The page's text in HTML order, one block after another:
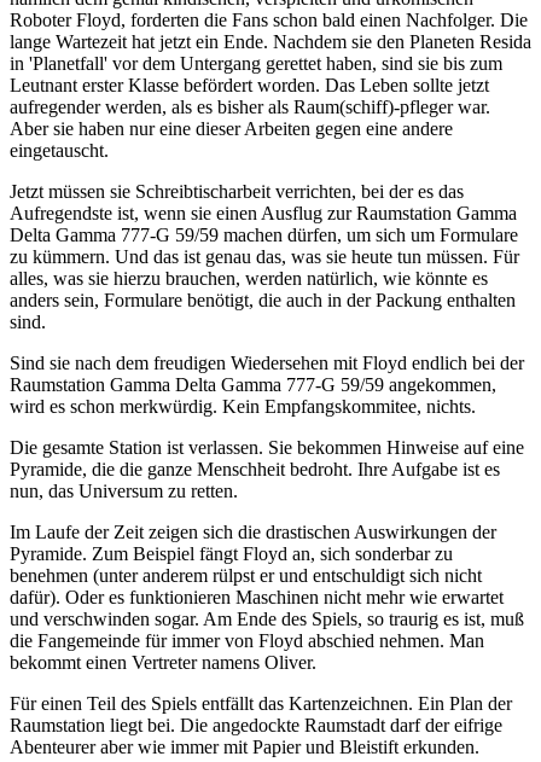
Roboter Floyd, forderten die Fans schon bald einen Nachfolger. Die
lange Wartezeit hat jetzt ein Ende. Nachdem sie den Planeten Resida
in 'Planetfall' vor dem Untergang gerettet haben, sind sie bis zum
Leutnant erster Klasse befördert worden. Das Leben sollte jetzt
aufregender werden, als es bisher als Raum(schiff)-pfleger war.
Aber sie haben nur eine dieser Arbeiten gegen eine andere
eingetauscht.
Jetzt müssen sie Schreibtischarbeit verrichten, bei der es das
Aufregendste ist, wenn sie einen Ausflug zur Raumstation Gamma
Delta Gamma 777-G 59/59 machen dürfen, um sich um Formulare
zu kümmern. Und das ist genau das, was sie heute tun müssen. Für
alles, was sie hierzu brauchen, werden natürlich, wie könnte es
anders sein, Formulare benötigt, die auch in der Packung enthalten
sind.
Sind sie nach dem freudigen Wiedersehen mit Floyd endlich bei der
Raumstation Gamma Delta Gamma 777-G 59/59 angekommen,
wird es schon merkwürdig. Kein Empfangskommitee, nichts.
Die gesamte Station ist verlassen. Sie bekommen Hinweise auf eine
Pyramide, die die ganze Menschheit bedroht. Ihre Aufgabe ist es
nun, das Universum zu retten.
Im Laufe der Zeit zeigen sich die drastischen Auswirkungen der
Pyramide. Zum Beispiel fängt Floyd an, sich sonderbar zu
benehmen (unter anderem rülpst er und entschuldigt sich nicht
dafür). Oder es funktionieren Maschinen nicht mehr wie erwartet
und verschwinden sogar. Am Ende des Spiels, so traurig es ist, muß
die Fangemeinde für immer von Floyd abschied nehmen. Man
bekommt einen Vertreter namens Oliver.
Für einen Teil des Spiels entfällt das Kartenzeichnen. Ein Plan der
Raumstation liegt bei. Die angedockte Raumstadt darf der eifrige
Abenteurer aber wie immer mit Papier und Bleistift erkunden.